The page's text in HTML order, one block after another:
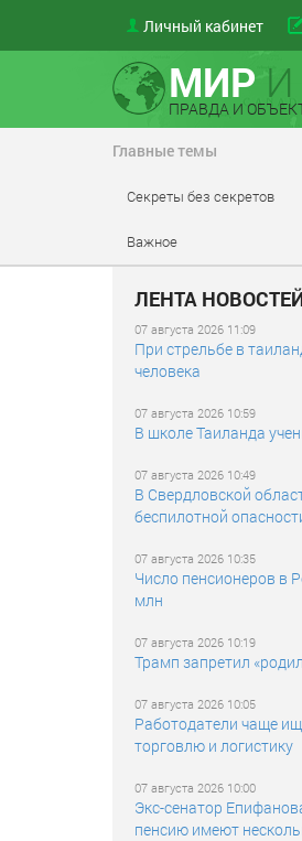
Личный кабинет
МИР И
ПРАВДА И
Главные темы
Секреты без секретов
Важное
ЛЕНТА
07 августа 2026 11:09
При стрельбе в
человека
07 августа 2026 10:59
В школе Таиланда
07 августа 2026 10:49
В Свердловской
беспилотной
07 августа 2026 10:35
Число пенсионеров в
млн
07 августа 2026 10:19
Трамп запретил
07 августа 2026 10:05
Работодатели чаще
торговлю и логистику
07 августа 2026 10:00
Экс-сенатор
пенсию имеют